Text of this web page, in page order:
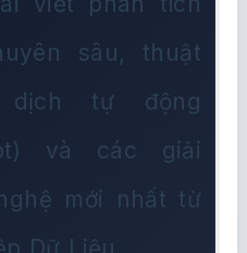
sâu, thuật
dịch tự động
và các giải
mới nhất từ